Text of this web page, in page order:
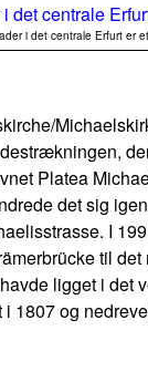
i det centrale Erfurt er
Platea
det sig
I
til det
ligget i det
1807 og